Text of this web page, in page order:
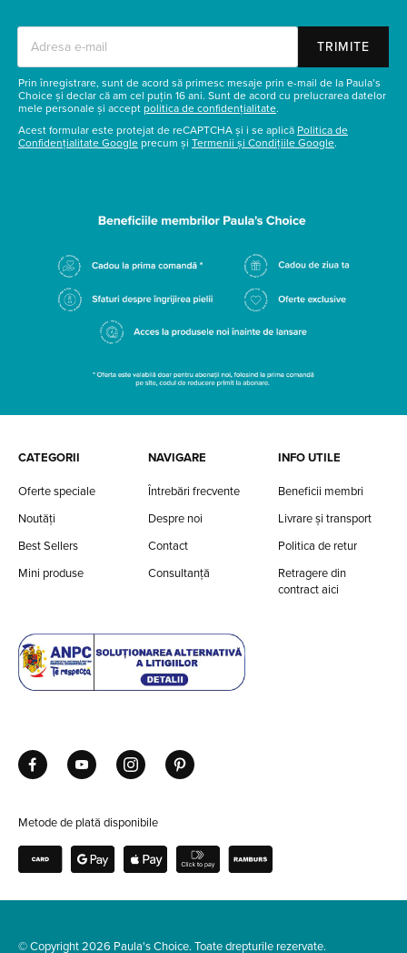
TRIMITE
Prin înregistrare, sunt de acord să primesc mesaje prin e-mail de la Paula’s
Choice și declar că am cel puțin 16 ani. Sunt de acord cu prelucrarea datelor
mele personale și accept politica de confidențialitate.
Acest formular este protejat de reCAPTCHA și i se aplică Politica de
Confidențialitate Google precum și Termenii și Condițiile Google.
CATEGORII
Oferte speciale
Noutăți
Best Sellers
Mini produse
NAVIGARE
Întrebări frecvente
Despre noi
Contact
Consultanță
INFO UTILE
Beneficii membri
Livrare și transport
Politica de retur
Retragere din
contract aici
Metode de plată disponibile
© Copyright 2026 Paula's Choice. Toate drepturile rezervate.